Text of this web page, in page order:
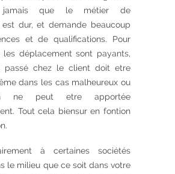
jamais que le métier de
est dur, et demande beaucoup
et de qualifications. Pour
les déplacement sont payants,
chez le client doit etre
dans les cas malheureux ou
ne peut etre apportée
Tout cela biensur en fontion
à certaines sociétés
le milieu que ce soit dans votre